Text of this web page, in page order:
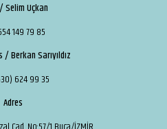
Selim Uçkan
149 79 85
Berkan Sarıyıldız
624 99 35
Adres